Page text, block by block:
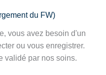
du FW)
vous avez besoin d'un
ou vous enregistrer.
validé par nos soins.